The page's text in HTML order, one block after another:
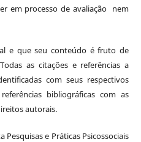
em processo de avaliação nem
e que seu conteúdo é fruto de
as citações e referências a
com seus respectivos
bibliográficas com as
autorais.
e Práticas Psicossociais